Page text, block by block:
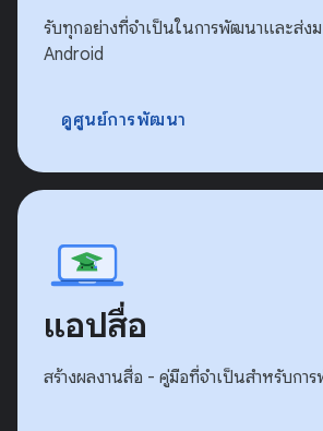
รับทุกอย่างที่จำเป็นในการพัฒนาและส่ง
Android
ดูศูนย์การพัฒนา
แอปสื่อ
สร้างผลงานสื่อ - คู่มือที่จำเป็นสำหรับกา